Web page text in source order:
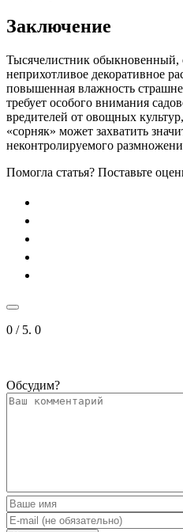
Заключение
Тысячелистник
неприхотливое декоративное
повышенная влажность
требует особого внимания
вредителей от овощных
«сорняк» может захватить
неконтролируемого
Помогла статья? Поставьте
0 / 5. 0
Обсудим?